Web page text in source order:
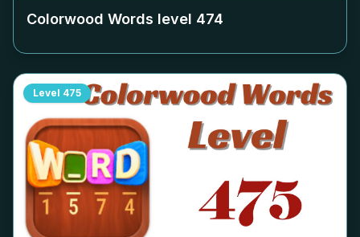
Colorwood Words level 474
Level 475